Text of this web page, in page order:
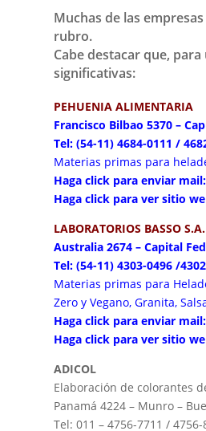
Muchas de las
rubro.
Cabe destacar que,
significativas:
PEHUENIA ALIMENTARIA
Francisco Bilbao 5370 –
Tel: (54-11) 4684-0111 /
Materias primas para
Haga click para enviar mail:
Haga click para ver sitio
LABORATORIOS BASSO S.A.
Australia 2674 – Capital
Tel: (54-11) 4303-0496 /
Materias primas para
Zero y Vegano, Granita,
Haga click para enviar mail:
Haga click para ver sitio
ADICOL
Elaboración de colorantes
Panamá 4224 – Munro –
Tel: 011 – 4756-7711 / 4756-